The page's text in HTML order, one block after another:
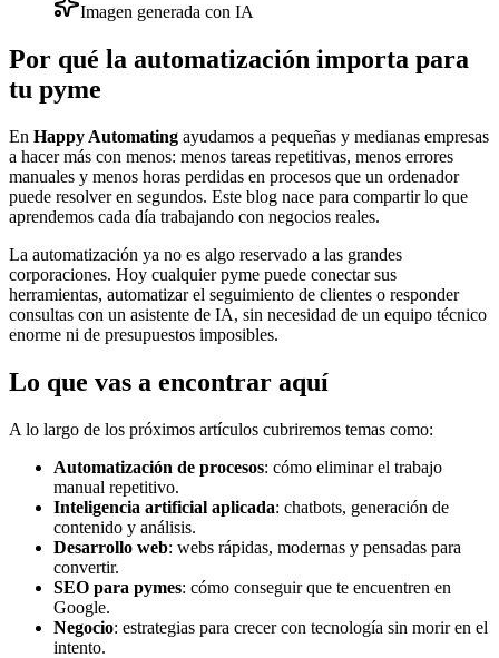
Imagen generada con IA
Por qué la automatización importa para
tu pyme
En Happy Automating ayudamos a pequeñas y medianas empresas
a hacer más con menos: menos tareas repetitivas, menos errores
manuales y menos horas perdidas en procesos que un ordenador
puede resolver en segundos. Este blog nace para compartir lo que
aprendemos cada día trabajando con negocios reales.
La automatización ya no es algo reservado a las grandes
corporaciones. Hoy cualquier pyme puede conectar sus
herramientas, automatizar el seguimiento de clientes o responder
consultas con un asistente de IA, sin necesidad de un equipo técnico
enorme ni de presupuestos imposibles.
Lo que vas a encontrar aquí
A lo largo de los próximos artículos cubriremos temas como:
Automatización de procesos: cómo eliminar el trabajo
manual repetitivo.
Inteligencia artificial aplicada: chatbots, generación de
contenido y análisis.
Desarrollo web: webs rápidas, modernas y pensadas para
convertir.
SEO para pymes: cómo conseguir que te encuentren en
Google.
Negocio: estrategias para crecer con tecnología sin morir en el
intento.